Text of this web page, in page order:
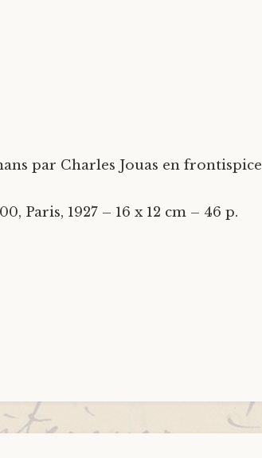
par Charles Jouas en frontispice
Paris, 1927 – 16 x 12 cm – 46 p.